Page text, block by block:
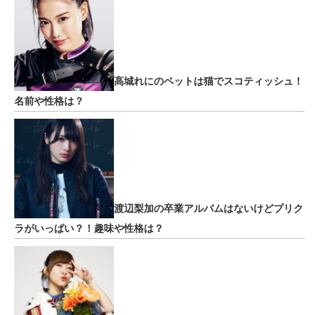
高城れにのペットは猫でスコティッシュ！
名前や性格は？
渡辺梨加の卒業アルバムはないけどプリク
ラがいっぱい？！趣味や性格は？